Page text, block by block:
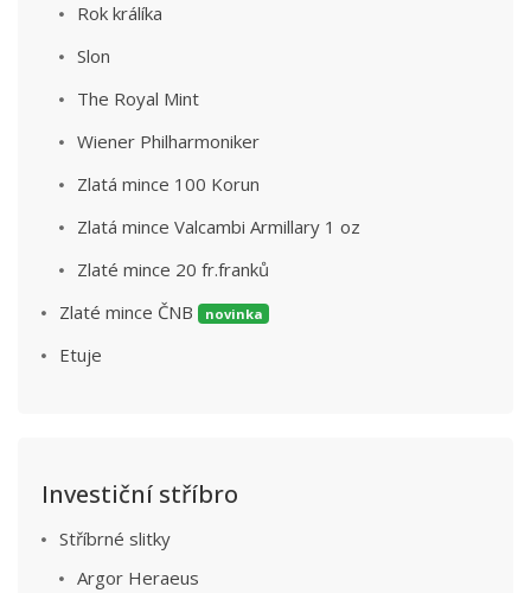
Rok králíka
Slon
The Royal Mint
Wiener Philharmoniker
Zlatá mince 100 Korun
Zlatá mince Valcambi Armillary 1 oz
Zlaté mince 20 fr.franků
Zlaté mince ČNB
novinka
Etuje
Investiční stříbro
Stříbrné slitky
Argor Heraeus